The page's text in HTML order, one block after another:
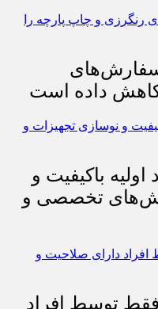
کاهش داده است
باکیفیت و
تخصصی و
فقط توسط افراد